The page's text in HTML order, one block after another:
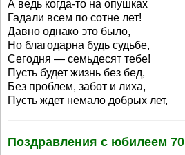
А ведь когда-то на опушках
Гадали всем по сотне лет!
Давно однако это было,
Но благодарна будь судьбе,
Сегодня — семьдесят тебе!
Пусть будет жизнь без бед,
Без проблем, забот и лиха,
Пусть ждет немало добрых лет,
Поздравления с юбилеем 70